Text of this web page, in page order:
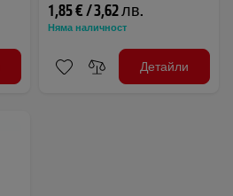
1,85 € / 3,62 лв.
Няма наличност
Детайли